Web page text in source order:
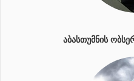
ᲐᲑᲐᲡᲗᲣᲛᲜᲘᲡ